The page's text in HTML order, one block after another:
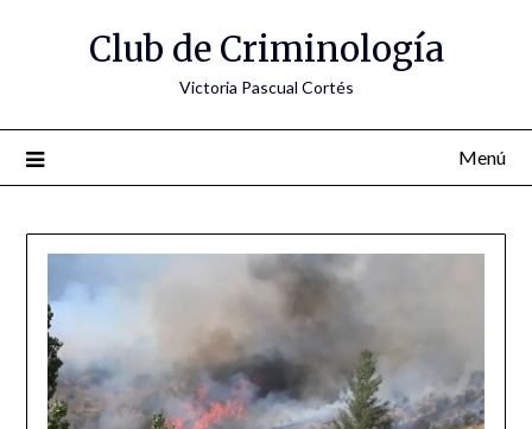
Club de Criminología
Victoria Pascual Cortés
Menú